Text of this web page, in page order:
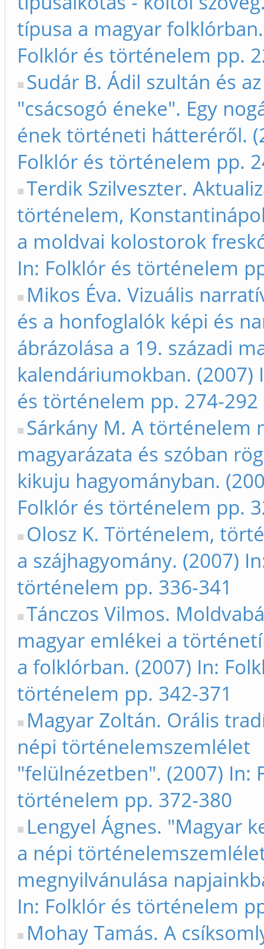
típusa a magyar
Folklór és történelem pp.
Sudár B. Ádil szultán és
"csácsogó éneke". Egy
ének történeti hátteréről.
Folklór és történelem pp.
Terdik Szilveszter.
történelem,
a moldvai kolostorok
In: Folklór és történelem
Mikos Éva. Vizuális
és a honfoglalók képi és
ábrázolása a 19. századi
kalendáriumokban. (2007)
és történelem pp. 274-292
Sárkány M. A történelem
magyarázata és szóban
kikuju hagyományban.
Folklór és történelem pp.
Olosz K. Történelem,
a szájhagyomány. (2007)
történelem pp. 336-341
Tánczos Vilmos.
magyar emlékei a
a folklórban. (2007) In:
történelem pp. 342-371
Magyar Zoltán. Orális
népi történelemszemlélet
"felülnézetben". (2007) In:
történelem pp. 372-380
Lengyel Ágnes. "Magyar
a népi
megnyilvánulása
In: Folklór és történelem
Mohay Tamás. A